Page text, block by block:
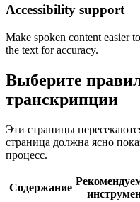
Accessibility support
Make spoken content easier
the text for accuracy.
Выберите
транскрипции
Эти страницы
страница должна ясно
процесс.
Содержание